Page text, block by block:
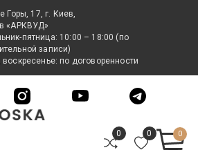
Горы, 17, г. Киев,
«АРКВУД»
пятница: 10:00 – 18:00 (по
записи)
воскресенье: по договоренности
0 0 0